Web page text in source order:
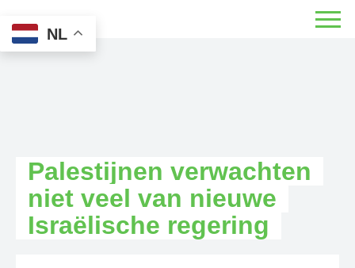
Palestijnen verwachten
niet veel van nieuwe
Israëlische regering
NL